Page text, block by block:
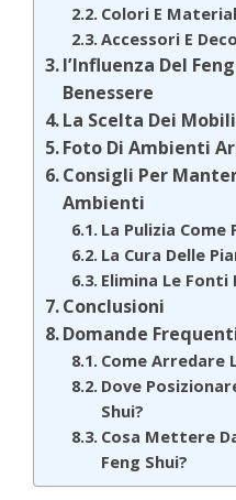
Colori E
Accessori E
l’Influenza Del
Benessere
La Scelta Dei
Foto Di Ambienti
Consigli Per
Ambienti
La Pulizia Come
La Cura Delle
Elimina Le Fonti
Conclusioni
Domande
Come Arredare
Dove
Shui?
Cosa Mettere
Feng Shui?